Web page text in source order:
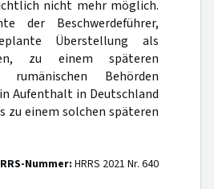
nicht mehr möglich.
der Beschwerdeführer,
Überstellung als
zu einem späteren
Behörden
Aufenthalt in Deutschland
zu einem solchen späteren
Nummer: HRRS 2021 Nr. 640